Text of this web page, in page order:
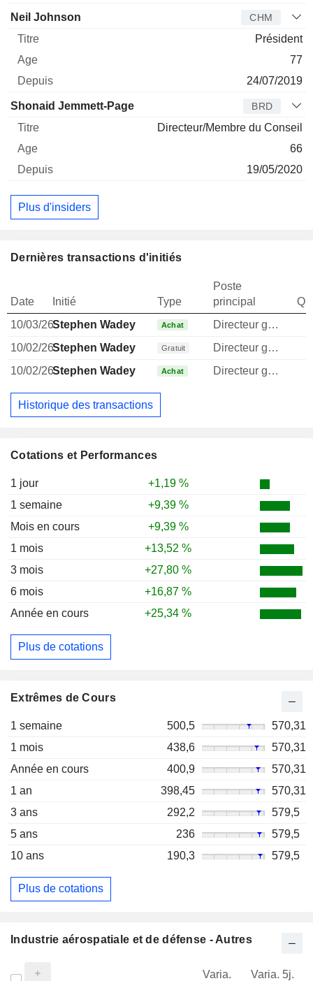
Cotations et Performances
1 jour
+1,19 %
1 semaine
+9,39 %
Mois en cours
+9,39 %
1 mois
+13,52 %
3 mois
+27,80 %
6 mois
+16,87 %
Année en cours
+25,34 %
Plus de cotations
Extrêmes de Cours
1 semaine 500,5
570,31
1 mois
438,6
570,31
Année en cours
400,9
570,31
1 an
398,45
570,31
3 ans
292,2
579,5
5 ans
236
579,5
10 ans
190,3 579,5
Plus de cotations
Neil Johnson CHM
Président
77
24/07/2019
Shonaid Jemmett-Page BRD
Directeur/Membre du Conseil
66
19/05/2020
Plus d'insiders
Dernières transactions d'initiés
Date Initié Type
Poste
principal
10/03/26Stephen Wadey Achat
Directeur general
10/02/26Stephen Wadey Gratuit
Directeur general
10/02/26Stephen Wadey Achat Directeur general
Historique des transactions
Industrie aérospatiale et de défense - Autres
Varia. Varia. 5j.